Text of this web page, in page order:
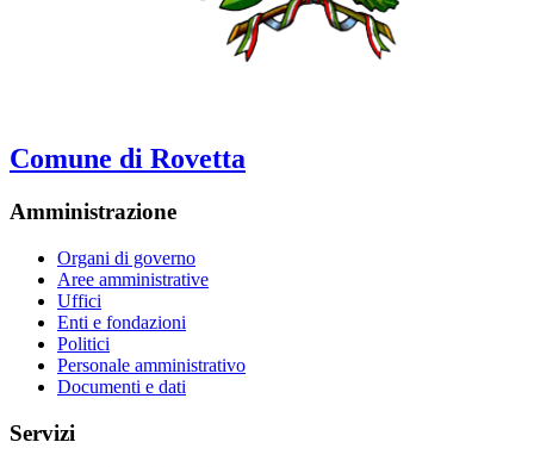
Comune di Rovetta
Amministrazione
Organi di governo
Aree amministrative
Uffici
Enti e fondazioni
Politici
Personale amministrativo
Documenti e dati
Servizi